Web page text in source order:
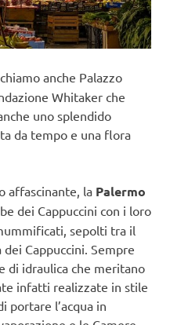
anche Palazzo
Whitaker che
uno splendido
da tempo e una flora
affascinante, la Palermo
dei Cappuccini con i loro
sepolti tra il
Cappuccini. Sempre
di idraulica che meritano
infatti realizzate in stile
portare l’acqua in